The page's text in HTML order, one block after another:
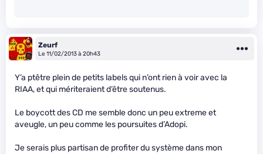
Zeurf
Le 11/02/2013 à 20h43
Y’a ptêtre plein de petits labels qui n’ont rien à voir avec la
RIAA, et qui mériteraient d’être soutenus.
Le boycott des CD me semble donc un peu extreme et
aveugle, un peu comme les poursuites d’Adopi.
Je serais plus partisan de profiter du système dans mon